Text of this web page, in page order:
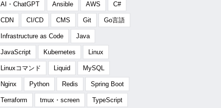
AI・ChatGPT Ansible AWS C#
CDN CI/CD CMS Git Go言語
Infrastructure as Code Java
JavaScript Kubernetes Linux
Linuxコマンド Liquid MySQL
Nginx Python Redis Spring Boot
Terraform tmux・screen TypeScript